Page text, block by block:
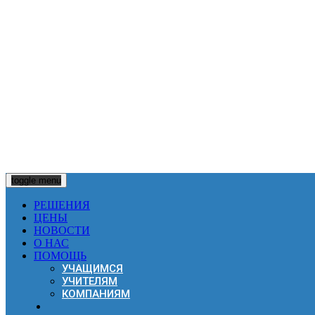
toggle menu
РЕШЕНИЯ
ЦЕНЫ
НОВОСТИ
О НАС
ПОМОЩЬ
УЧАЩИМСЯ
УЧИТЕЛЯМ
КОМПАНИЯМ